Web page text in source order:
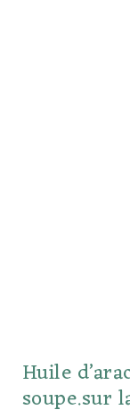
Huile
soupe.sur